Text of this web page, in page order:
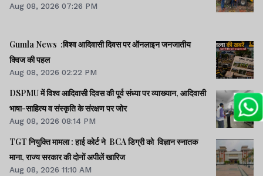
Aug 08, 2026 07:26 PM
Gumla News :विश्व आदिवासी दिवस पर ऑनलाइन जनजातीय
क्विज की पहल
Aug 08, 2026 02:22 PM
DSPMU में विश्व आदिवासी दिवस की पूर्व संध्या पर व्याख्यान, आदिवासी
भाषा-साहित्य व संस्कृति के संरक्षण पर जोर
Aug 08, 2026 08:14 PM
TGT नियुक्ति मामला : हाई कोर्ट ने BCA डिग्री को विज्ञान स्नातक
माना, राज्य सरकार की दोनों अपीलें खारिज
Aug 08, 2026 11:10 AM